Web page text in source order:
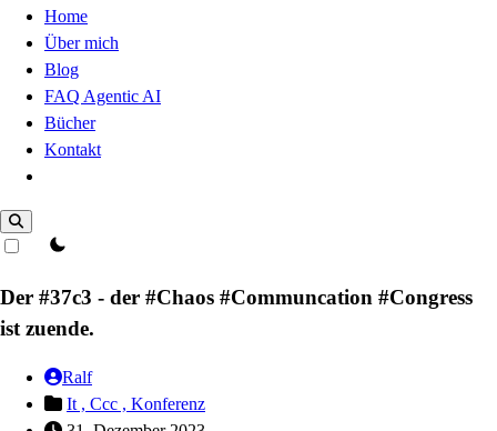
Home
Über mich
Blog
FAQ Agentic AI
Bücher
Kontakt
theme switcher
Der #37c3 - der #Chaos #Communcation #Congress
ist zuende.
Ralf
It , Ccc , Konferenz